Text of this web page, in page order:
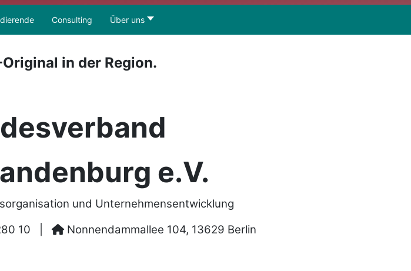
Consulting Über uns
in der Region.
e.V.
und Unternehmensentwicklung
10 Nonnendammallee 104, 13629 Berlin